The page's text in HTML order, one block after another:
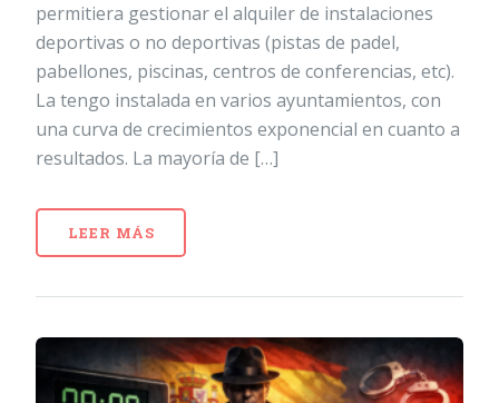
permitiera gestionar el alquiler de instalaciones
deportivas o no deportivas (pistas de padel,
pabellones, piscinas, centros de conferencias, etc).
La tengo instalada en varios ayuntamientos, con
una curva de crecimientos exponencial en cuanto a
resultados. La mayoría de […]
LEER MÁS